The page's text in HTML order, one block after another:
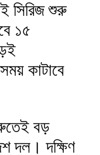
সিরিজ শুরু
১৫
কাটাবে
বড়
দল। দক্ষিণ